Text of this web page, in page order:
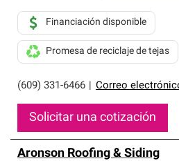
(609) 331-6466 Correo
Financiación disponible
Promesa de reciclaje de tejas
Solicitar una cotización
Aronson Roofing & Siding